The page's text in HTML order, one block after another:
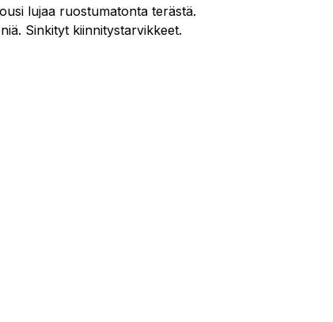
lujaa ruostumatonta terästä.
Sinkityt kiinnitystarvikkeet.